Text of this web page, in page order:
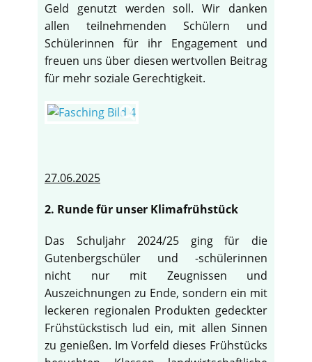
Geld genutzt werden soll. Wir danken
allen teilnehmenden Schülern und
Schülerinnen für ihr Engagement und
freuen uns über diesen wertvollen Beitrag
für mehr soziale Gerechtigkeit.
27.06.2025
2. Runde für unser Klimafrühstück
Das Schuljahr 2024/25 ging für die
Gutenbergschüler und -schülerinnen
nicht nur mit Zeugnissen und
Auszeichnungen zu Ende, sondern ein mit
leckeren regionalen Produkten gedeckter
Frühstückstisch lud ein, mit allen Sinnen
zu genießen. Im Vorfeld dieses Frühstücks